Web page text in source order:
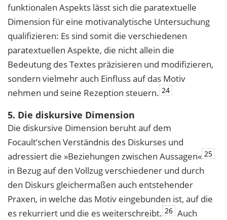
funktionalen Aspekts lässt sich die paratextuelle
Dimension für eine motivanalytische Untersuchung
qualifizieren: Es sind somit die verschiedenen
paratextuellen Aspekte, die nicht allein die
Bedeutung des Textes präzisieren und modifizieren,
sondern vielmehr auch Einfluss auf das Motiv
nehmen und seine Rezeption steuern. 24
5. Die diskursive Dimension
Die diskursive Dimension beruht auf dem
Focault’schen Verständnis des Diskurses und
adressiert die »Beziehungen zwischen Aussagen« 25
in Bezug auf den Vollzug verschiedener und durch
den Diskurs gleichermaßen auch entstehender
Praxen, in welche das Motiv eingebunden ist, auf die
es rekurriert und die es weiterschreibt. 26 Auch